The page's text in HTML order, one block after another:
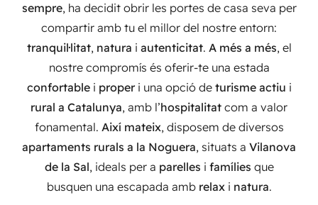
sempre, ha decidit obrir les portes de casa seva per
compartir amb tu el millor del nostre entorn:
tranquil·litat, natura i autenticitat. A més a més, el
nostre compromís és oferir-te una estada
confortablei properi una opció de turisme actiu i
rural a Catalunya, amb l’hospitalitat com a valor
fonamental. Així mateix, disposem de diversos
apartaments rurals a la Noguera, situats a Vilanova
de la Sal, ideals per a parelles i famílies que
busquen una escapada amb relaxi natura.